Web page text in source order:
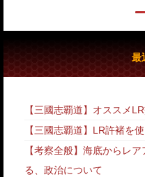
最
【三國志覇道】オススメ
【三國志覇道】LR許褚を
【考察全般】海底からレ
る、政治について